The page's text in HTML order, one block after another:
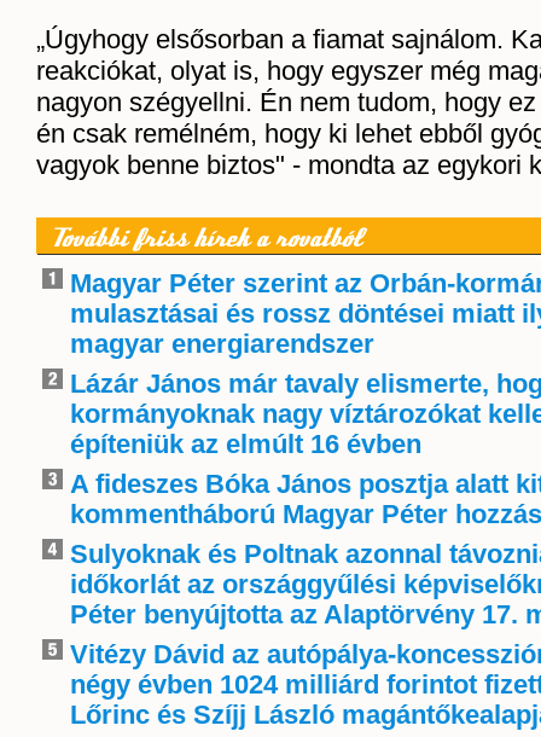
„Úgyhogy elsősorban a fiamat sajnálom.
reakciókat, olyat is, hogy egyszer még
nagyon szégyellni. Én nem tudom, hogy
én csak remélném, hogy ki lehet ebből
vagyok benne biztos" - mondta az egykori
További friss hírek a rovatból
Magyar Péter szerint az Orbán-
mulasztásai és rossz döntései miatt
magyar energiarendszer
Lázár János már tavaly elismerte,
kormányoknak nagy víztározókat
építeniük az elmúlt 16 évben
A fideszes Bóka János posztja alatt
kommentháború Magyar Péter
Sulyoknak és Poltnak azonnal
időkorlát az országgyűlési
Péter benyújtotta az Alaptörvény 17.
Vitézy Dávid az autópálya-
négy évben 1024 milliárd forintot
Lőrinc és Szíjj László